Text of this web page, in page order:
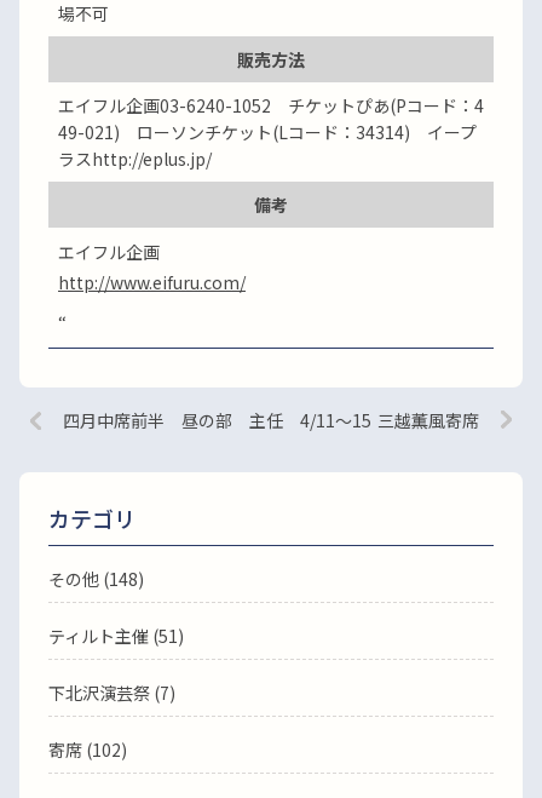
場不可
販売方法
エイフル企画03-6240-1052 チケットぴあ(Pコード：4
49-021) ローソンチケット(Lコード：34314) イープ
ラスhttp://eplus.jp/
備考
エイフル企画
http://www.eifuru.com/
“
四月中席前半 昼の部 主任 4/11～15 三越薫風寄席
カテゴリ
その他 (148)
ティルト主催 (51)
下北沢演芸祭 (7)
寄席 (102)